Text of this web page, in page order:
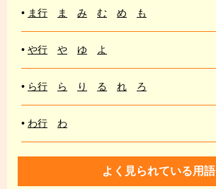
• ま行 ま み む め も
• や行 や ゆ よ
• ら行 ら り る れ ろ
• わ行 わ
よく見られている用語